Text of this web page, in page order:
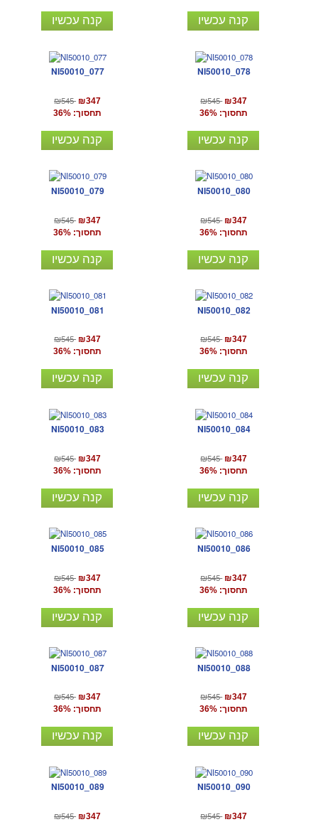
קנה עכשיו קנה עכשיו
NI50010_077
₪545 ₪347
תחסוך: 36%
קנה עכשיו
NI50010_078
₪545 ₪347
תחסוך: 36%
קנה עכשיו
NI50010_079
₪545 ₪347
תחסוך: 36%
קנה עכשיו
NI50010_080
₪545 ₪347
תחסוך: 36%
קנה עכשיו
NI50010_081
₪545 ₪347
תחסוך: 36%
קנה עכשיו
NI50010_082
₪545 ₪347
תחסוך: 36%
קנה עכשיו
NI50010_083
₪545 ₪347
תחסוך: 36%
קנה עכשיו
NI50010_084
₪545 ₪347
תחסוך: 36%
קנה עכשיו
NI50010_085
₪545 ₪347
תחסוך: 36%
קנה עכשיו
NI50010_086
₪545 ₪347
תחסוך: 36%
קנה עכשיו
NI50010_087
₪545 ₪347
תחסוך: 36%
קנה עכשיו
NI50010_088
₪545 ₪347
תחסוך: 36%
קנה עכשיו
NI50010_089
₪545 ₪347
NI50010_090
₪545 ₪347